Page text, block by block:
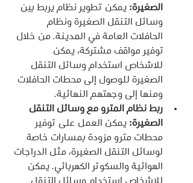
الصغيرة: يمكن تطوير نظام يربط بين
وسائل التنقل الصغيرة ونظام
الحافلات العامة في المدينة. من خلال
توفير مواقف مشتركة، يمكن
للاشخاص استخدام وسائل التنقل
الصغيرة للوصول إلى محطات الحافلات
ومنها إلى وجهتهم النهائية.
ربط نظام المترو مع وسائل التنقل
الصغيرة: يمكن العمل على توفير
محطات مترو مزودة بمسارات خاصة
لوسائل التنقل الصغيرة، مثل الدراجات
الهوائية والسكوتر الكهربائي. يمكن
للاشخاص استخدام وسائل التنقل